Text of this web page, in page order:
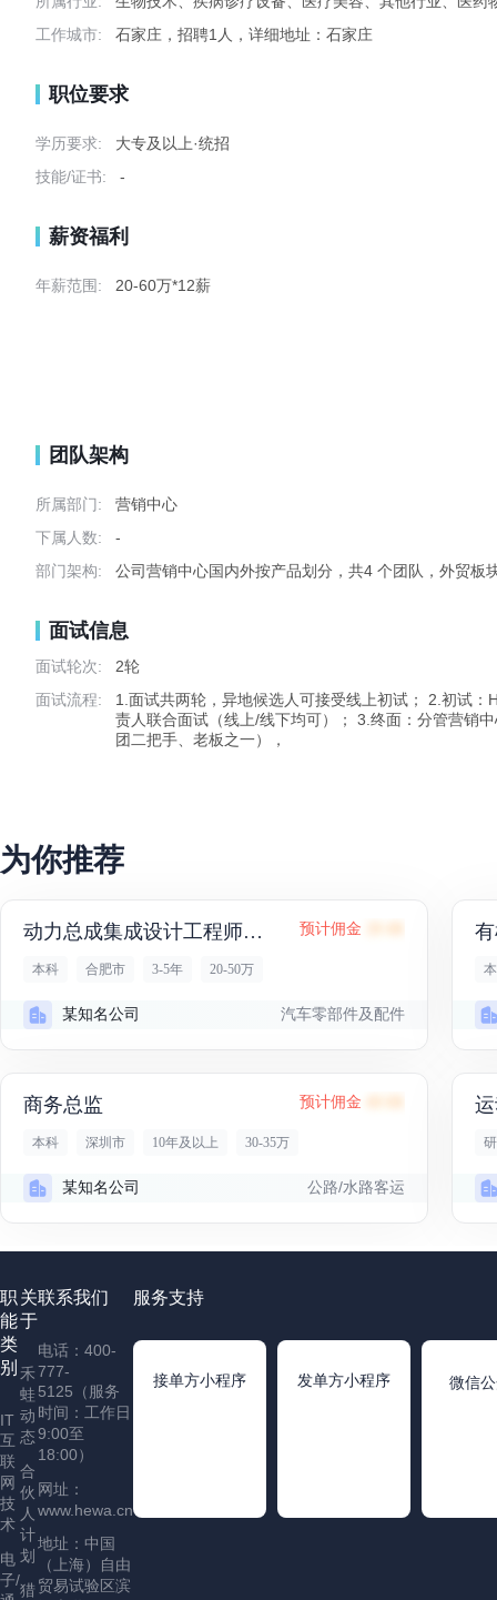
工作城市:
石家庄，招聘1人，详细地址：石家庄
职位要求
学历要求:
大专及以上·统招
技能/证书:
-
薪资福利
年薪范围: 20-60万*12薪
团队架构
所属部门:
营销中心
下属人数:
-
部门架构:
公司营销中心国内外按产品划分，共4 个团队，外贸板
面试信息
面试轮次:
2轮
面试流程:
1.面试共两轮，异地候选人可接受线上初试； 2.初试：
责人联合面试（线上/线下均可）； 3.终面：分管营销
团二把手、老板之一），
为你推荐
动力总成集成设计工程师（... 预计佣金
本科 合肥市 3-5年 20-50万
某知名公司 汽车零部件及配件
商务总监 预计佣金
本科 深圳市 10年及以上 30-35万
某知名公司 公路/水路客运
职
能
类
别
IT
互
联
网
技
术
电
子/
关
于
禾
蛙
动
态
合
伙
人
计
划
猎
联系我们
电话：400-
777-
5125（服务
时间：工作日
9:00至
18:00）
网址：
www.hewa.cn
地址：中国
（上海）自由
贸易试验区滨
服务支持
接单方小程序 发单方小程序 微信